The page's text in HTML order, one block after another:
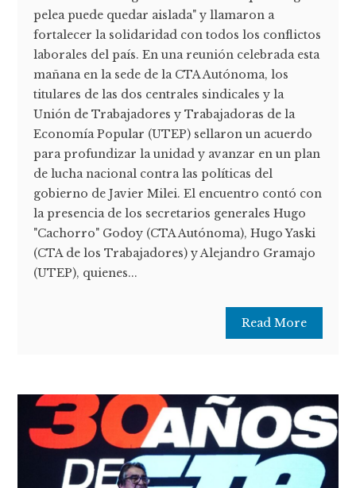
pelea puede quedar aislada" y llamaron a
fortalecer la solidaridad con todos los conflictos
laborales del país. En una reunión celebrada esta
mañana en la sede de la CTA Autónoma, los
titulares de las dos centrales sindicales y la
Unión de Trabajadores y Trabajadoras de la
Economía Popular (UTEP) sellaron un acuerdo
para profundizar la unidad y avanzar en un plan
de lucha nacional contra las políticas del
gobierno de Javier Milei. El encuentro contó con
la presencia de los secretarios generales Hugo
"Cachorro" Godoy (CTA Autónoma), Hugo Yaski
(CTA de los Trabajadores) y Alejandro Gramajo
(UTEP), quienes...
Read More